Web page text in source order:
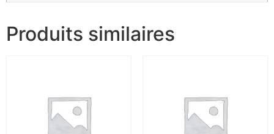
Produits similaires